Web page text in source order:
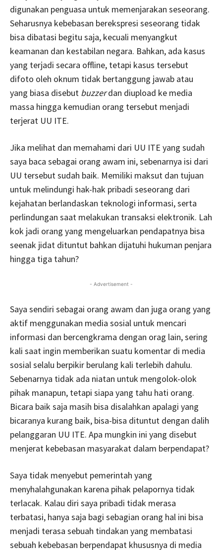
digunakan penguasa untuk memenjarakan seseorang.
Seharusnya kebebasan berekspresi seseorang tidak
bisa dibatasi begitu saja, kecuali menyangkut
keamanan dan kestabilan negara. Bahkan, ada kasus
yang terjadi secara offline, tetapi kasus tersebut
difoto oleh oknum tidak bertanggung jawab atau
yang biasa disebut buzzerdan diupload ke media
massa hingga kemudian orang tersebut menjadi
terjerat UU ITE.
Jika melihat dan memahami dari UU ITE yang sudah
saya baca sebagai orang awam ini, sebenarnya isi dari
UU tersebut sudah baik. Memiliki maksut dan tujuan
untuk melindungi hak-hak pribadi seseorang dari
kejahatan berlandaskan teknologi informasi, serta
perlindungan saat melakukan transaksi elektronik. Lah
kok jadi orang yang mengeluarkan pendapatnya bisa
seenak jidat dituntut bahkan dijatuhi hukuman penjara
hingga tiga tahun?
- Advertisement -
Saya sendiri sebagai orang awam dan juga orang yang
aktif menggunakan media sosial untuk mencari
informasi dan bercengkrama dengan orag lain, sering
kali saat ingin memberikan suatu komentar di media
sosial selalu berpikir berulang kali terlebih dahulu.
Sebenarnya tidak ada niatan untuk mengolok-olok
pihak manapun, tetapi siapa yang tahu hati orang.
Bicara baik saja masih bisa disalahkan apalagi yang
bicaranya kurang baik, bisa-bisa dituntut dengan dalih
pelanggaran UU ITE. Apa mungkin ini yang disebut
menjerat kebebasan masyarakat dalam berpendapat?
Saya tidak menyebut pemerintah yang
menyhalahgunakan karena pihak pelapornya tidak
terlacak. Kalau diri saya pribadi tidak merasa
terbatasi, hanya saja bagi sebagian orang hal ini bisa
menjadi terasa sebuah tindakan yang membatasi
sebuah kebebasan berpendapat khususnya di media